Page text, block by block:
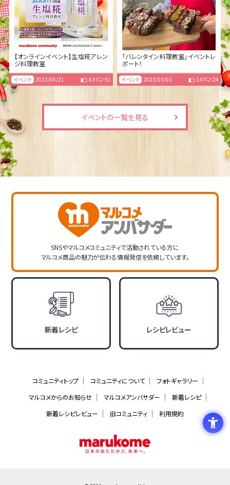
【オンラインイベント】生塩糀アレン
ジ料理教室
イベント 2023/04/21 :43 :51
「バレンタイン料理教室」イベントレ
ポート！
イベント 2023/03/03 :14 :24
イベントの一覧を見る
SNSやマルコメコミュニティで活動されている方に
マルコメ商品の魅力が伝わる情報発信を依頼しています。
新着レシピ レシピレビュー
コミュニティトップ コミュニティについて
フォトギャラリー
マルコメからのお知らせ
マルコメアンバサダー
新着レシピ
新着レシピレビュー
旧コミュニティ 利用規約